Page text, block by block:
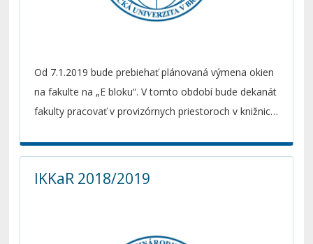
Od 7.1.2019 bude prebiehať plánovaná výmena okien
na fakulte na „E bloku“. V tomto období bude dekanát
fakulty pracovať v provizórnych priestoroch v knižnici
rekonštrukčných prác, vrátime sa do lepších
IKKaR 2018/2019